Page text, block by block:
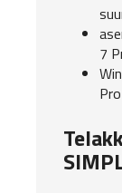
7